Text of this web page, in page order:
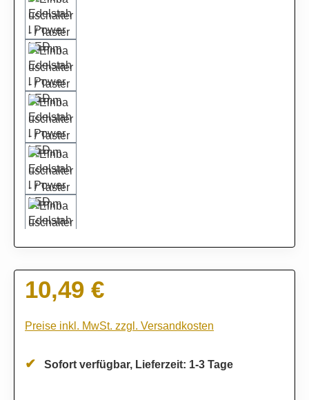
Regulärer Preis:
10,49 €
Preise inkl. MwSt. zzgl. Versandkosten
Sofort verfügbar, Lieferzeit: 1-3 Tage